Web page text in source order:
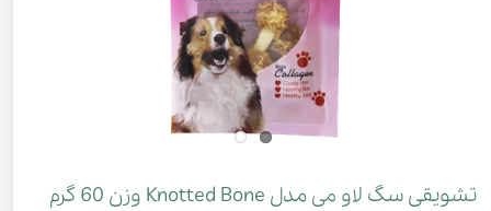
تشویقی سگ لاو می مدل Knotted Bone وزن 60 گرم